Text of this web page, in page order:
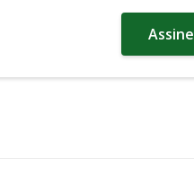
Assine